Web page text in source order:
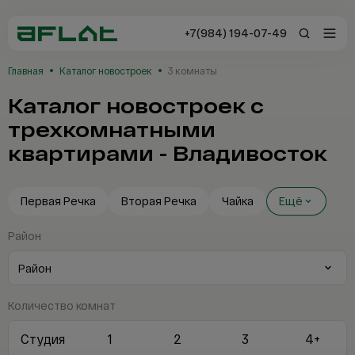
+7(984) 194-
Заказать звонок
Сервисы AFLAT
Таиланд
+7(984) 194-07-49
Главная Каталог новостроек 3 комнаты
Каталог новостроек с
трехкомнатными
квартирами - Владивосток
Первая Речка Вторая Речка Чайка Ещё
Район
Количество комнат
Студия 1 2 3 4+